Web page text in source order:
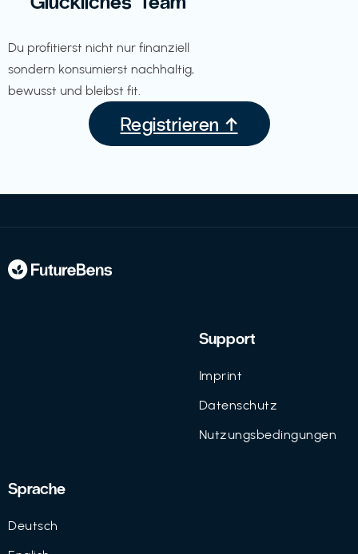
Du profitierst nicht nur finanziell
sondern konsumierst nachhaltig,
bewusst und bleibst fit.
Registrieren ↑
Support
Imprint
Datenschutz
Nutzungsbedingungen
Sprache
Deutsch